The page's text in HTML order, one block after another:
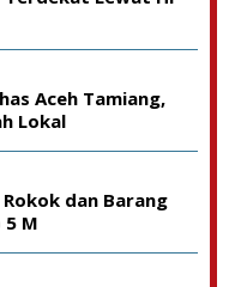
Aceh Tamiang,
Lokal
dan Barang
5 M